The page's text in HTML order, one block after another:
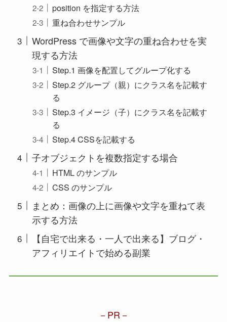
position を指定する方法
重ね合わせサンプル
WordPress で画像や文字の重ね合わせを実
現する方法
Step.1 画像を配置してグループ化する
Step.2 グループ（親）にクラス名を記載す
る
Step.3 イメージ（子）にクラス名を記載す
る
Step.4 CSSを記載する
子オブジェクトを複数指定する場合
HTML のサンプル
CSS のサンプル
まとめ：画像の上に画像や文字を重ねて表
示する方法
【自宅で出来る・一人で出来る】ブログ・
アフィリエイトで始める副業
PR